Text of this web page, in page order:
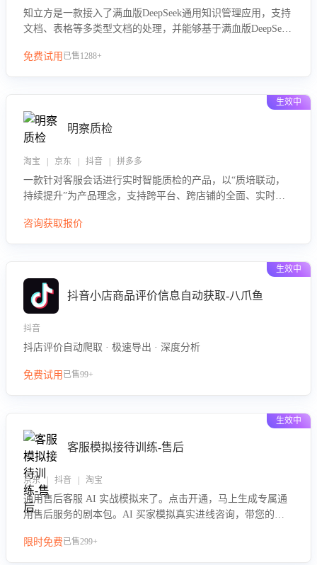
知立方是一款接入了满血版DeepSeek通用知识管理应用，支持
文档、表格等多类型文档的处理，并能够基于满血版DeepSeek
助用户高效管理和利用知识资源。通过该产品，用户可以轻松
免费试用 已售1288+
生效中
明察质检
淘宝 | 京东 | 抖音 | 拼多多
一款针对客服会话进行实时智能质检的产品，以“质培联动，
持续提升”为产品理念，支持跨平台、跨店铺的全面、实时、
队的销服能力。
咨询获取报价
生效中
抖音小店商品评价信息自动获取-八爪鱼
抖音
抖店评价自动爬取 · 极速导出 · 深度分析
免费试用 已售99+
生效中
客服模拟接待训练-售后
京东 | 抖音 | 淘宝
通用售后客服 AI 实战模拟来了。点击开通，马上生成专属通
用售后服务的剧本包。AI 买家模拟真实进线咨询，带您的客
要点，轻松提升服务能力。
限时免费已售299+